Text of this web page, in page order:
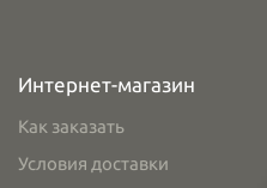
Интернет-магазин
Как заказать
Условия доставки